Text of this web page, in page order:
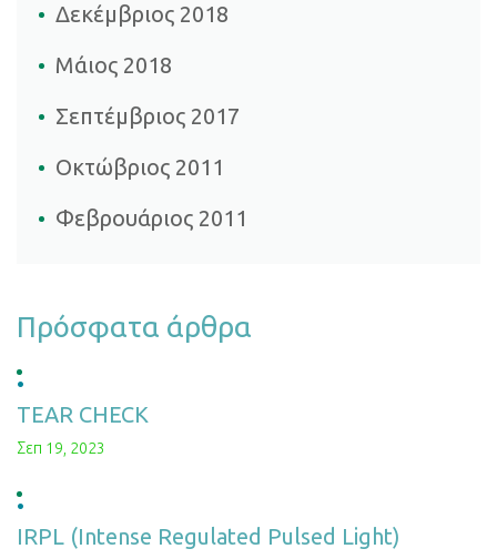
Δεκέμβριος 2018
Μάιος 2018
Σεπτέμβριος 2017
Οκτώβριος 2011
Φεβρουάριος 2011
Πρόσφατα άρθρα
TEAR CHECK
Σεπ 19, 2023
IRPL (Intense Regulated Pulsed Light)